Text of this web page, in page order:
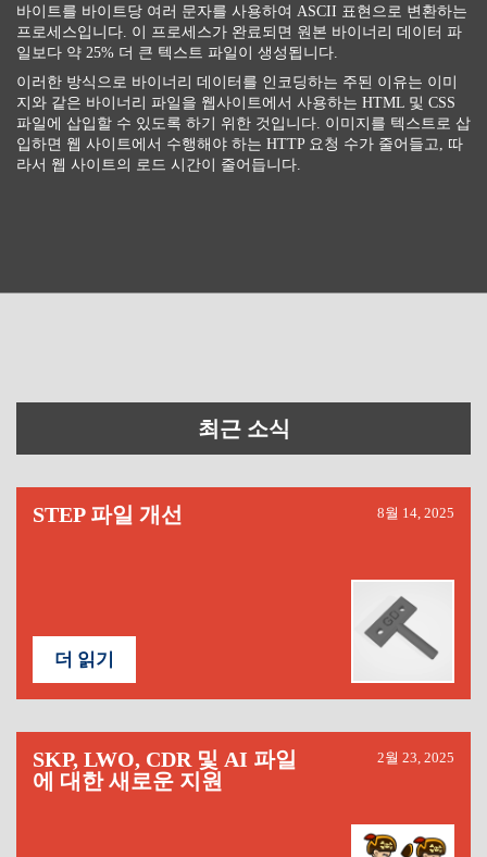
바이트를 바이트당 여러 문자를 사용하여 ASCII 표현으로 변환하는
프로세스입니다. 이 프로세스가 완료되면 원본 바이너리 데이터 파
일보다 약 25% 더 큰 텍스트 파일이 생성됩니다.
이러한 방식으로 바이너리 데이터를 인코딩하는 주된 이유는 이미
지와 같은 바이너리 파일을 웹사이트에서 사용하는 HTML 및 CSS
파일에 삽입할 수 있도록 하기 위한 것입니다. 이미지를 텍스트로 삽
입하면 웹 사이트에서 수행해야 하는 HTTP 요청 수가 줄어들고, 따
라서 웹 사이트의 로드 시간이 줄어듭니다.
최근 소식
STEP 파일 개선 8월 14, 2025
더 읽기
SKP, LWO, CDR 및 AI 파일
에 대한 새로운 지원
2월 23, 2025